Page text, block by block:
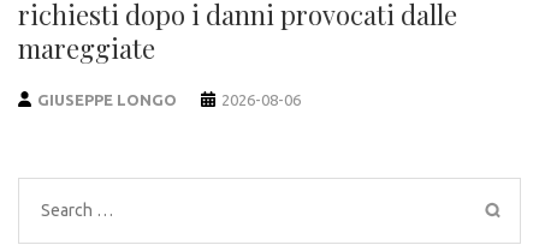
richiesti dopo i danni provocati dalle
mareggiate
GIUSEPPE LONGO 2026-08-06
Search
for: